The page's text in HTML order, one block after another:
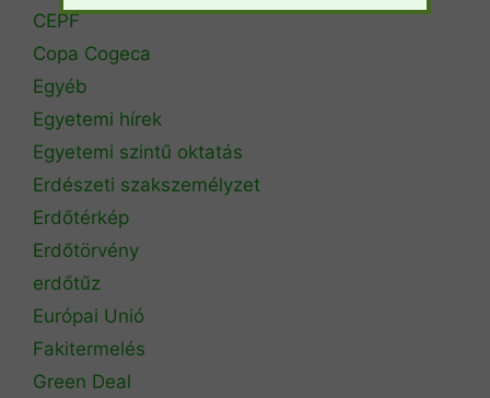
CEPF
Copa Cogeca
Egyéb
Egyetemi hírek
Egyetemi szintű oktatás
Erdészeti szakszemélyzet
Erdőtérkép
Erdőtörvény
erdőtűz
Európai Unió
Fakitermelés
Green Deal